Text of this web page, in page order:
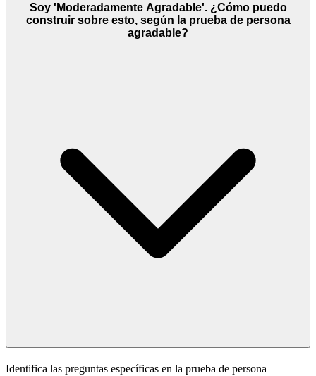
Soy 'Moderadamente Agradable'. ¿Cómo puedo
construir sobre esto, según la prueba de persona
agradable?
Identifica las preguntas específicas en la prueba de persona